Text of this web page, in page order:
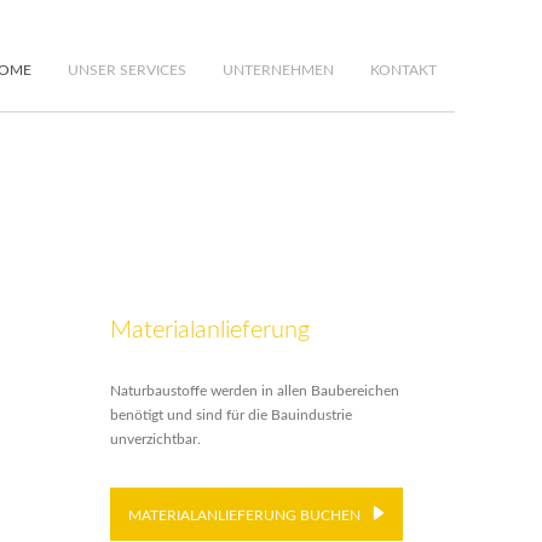
UNSER SERVICES UNTERNEHMEN KONTAKT
Materialanlieferung
Naturbaustoffe werden in allen Baubereichen
benötigt und sind für die Bauindustrie
unverzichtbar.
MATERIALANLIEFERUNG BUCHEN